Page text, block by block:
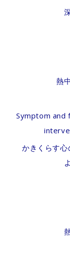
熱
Symptom and
かきくらす